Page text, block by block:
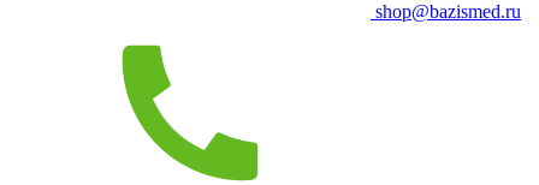
shop@bazismed.ru